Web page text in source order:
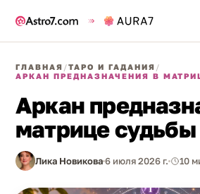
ГЛАВНАЯ /ТАРО И ГАДАНИЯ /
АРКАН ПРЕДНАЗНАЧЕНИЯ В
Аркан
матрице судьбы
Лика Новикова6 июля 2026 г. 10